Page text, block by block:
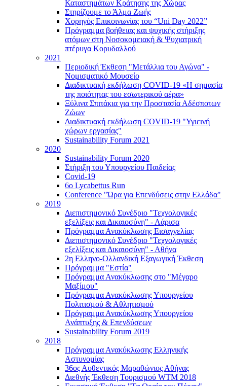
Καταστημάτων Κράτησης της Χώρας
Στηρίζουμε το Άλμα Ζωής
Χορηγός Επικοινωνίας του “Uni Day 2022”
Πρόγραμμα βοήθειας και ψυχικής στήριξης
ατόμων στη Νοσοκομειακή & Ψυχιατρική
πτέρυγα Κορυδαλλού
2021
Περιοδική Έκθεση "Μετάλλια του Αγώνα" -
Νομισματικό Μουσείο
Διαδικτυακή εκδήλωση COVID-19 «Η σημασία
της ποιότητας του εσωτερικού αέρα»
Ξύλινα Σπιτάκια για την Προστασία Αδέσποτων
Ζώων
Διαδικτυακή εκδήλωση COVID-19 "Υγιεινή
χώρων εργασίας"
Sustainability Forum 2021
2020
Sustainability Forum 2020
Στήριξη του Υπουργείου Παιδείας
Covid-19
6ο Lycabettus Run
Conference "Ώρα για Επενδύσεις στην Ελλάδα"
2019
Διεπιστημονικό Συνέδριο "Τεχνολογικές
εξελίξεις και Δικαιοσύνη" - Λάρισα
Πρόγραμμα Ανακύκλωσης Εισαγγελίας
Διεπιστημονικό Συνέδριο "Τεχνολογικές
εξελίξεις και Δικαιοσύνη" - Αθήνα
2η Ελληνο-Ολλανδική Εξαγωγική Έκθεση
Πρόγραμμα "Εστία"
Πρόγραμμα Ανακύκλωσης στο "Μέγαρο
Μαξίμου"
Πρόγραμμα Ανακύκλωσης Υπουργείου
Πολιτισμού & Αθλητισμού
Πρόγραμμα Ανακύκλωσης Υπουργείου
Ανάπτυξης & Επενδύσεων
Sustainability Forum 2019
2018
Πρόγραμμα Ανακύκλωσης Ελληνικής
Αστυνομίας
36ος Αυθεντικός Μαραθώνιος Αθήνας
Διεθνής Έκθεση Τουρισμού WTM 2018